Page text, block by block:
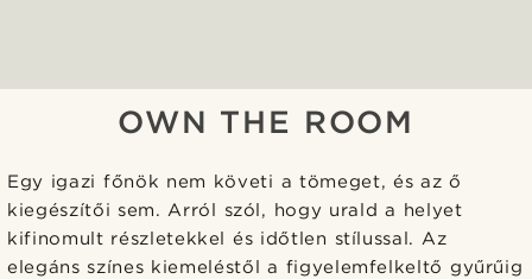
OWN THE ROOM
Egy igazi főnök nem követi a tömeget, és az ő
kiegészítői sem. Arról szól, hogy urald a helyet
kifinomult részletekkel és időtlen stílussal. Az
elegáns színes kiemeléstől a figyelemfelkeltő gyűrűig